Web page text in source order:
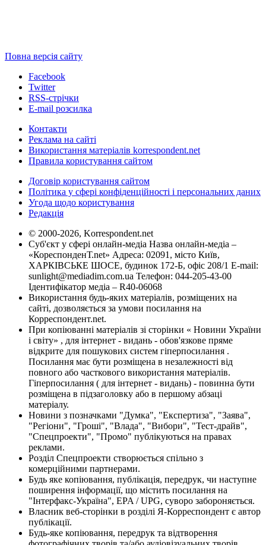
Повна версія сайту
Facebook
Twitter
RSS-стрічки
E-mail розсилка
Контакти
Реклама на сайті
Використання матеріалів korrespondent.net
Правила користування сайтом
Договір користування сайтом
Політика у сфері конфіденційності і персональних даних
Угода щодо користування
Редакція
© 2000-2026, Korrespondent.net
Суб'єкт у сфері онлайн-медіа Назва онлайн-медіа –
«КореспонденТ.net» Адреса: 02091, місто Київ,
ХАРКІВСЬКЕ ШОСЕ, будинок 172-Б, офіс 208/1 E-mail:
sunlight@mediadim.com.ua Телефон: 044-205-43-00
Ідентифікатор медіа – R40-06068
Використання будь-яких матеріалів, розміщених на
сайті, дозволяється за умови посилання на
Корреспондент.net.
При копіюванні матеріалів зі сторінки « Новини України
і світу» , для інтернет - видань - обов'язкове пряме
відкрите для пошукових систем гіперпосилання .
Посилання має бути розміщена в незалежності від
повного або часткового використання матеріалів.
Гіперпосилання ( для інтернет - видань) - повинна бути
розміщена в підзаголовку або в першому абзаці
матеріалу.
Новини з позначками "Думка", "Експертиза", "Заява",
"Регіони", "Гроші", "Влада", "Вибори", "Тест-драйв",
"Спецпроекти", "Промо" публікуються на правах
реклами.
Розділ Спецпроекти створюється спільно з
комерційними партнерами.
Будь яке копіювання, публікація, передрук, чи наступне
поширення інформації, що містить посилання на
"Інтерфакс-Україна", EPA / UPG, суворо забороняється.
Власник веб-сторінки в розділі Я-Корреспондент є автор
публікації.
Будь-яке копіювання, передрук та відтворення